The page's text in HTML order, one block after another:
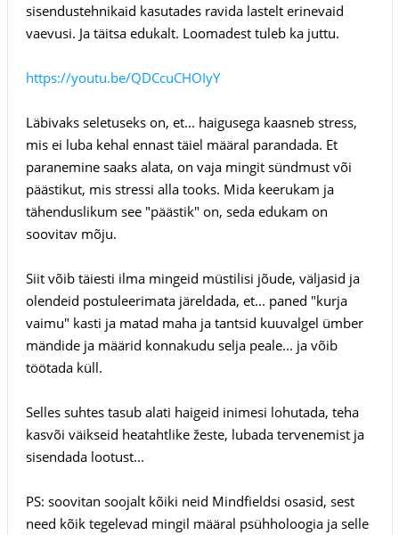
sisendustehnikaid kasutades ravida lastelt erinevaid
vaevusi. Ja täitsa edukalt. Loomadest tuleb ka juttu.
https://youtu.be/QDCcuCHOIyY
Läbivaks seletuseks on, et... haigusega kaasneb stress,
mis ei luba kehal ennast täiel määral parandada. Et
paranemine saaks alata, on vaja mingit sündmust või
päästikut, mis stressi alla tooks. Mida keerukam ja
tähenduslikum see "päästik" on, seda edukam on
soovitav mõju.
Siit võib täiesti ilma mingeid müstilisi jõude, väljasid ja
olendeid postuleerimata järeldada, et... paned "kurja
vaimu" kasti ja matad maha ja tantsid kuuvalgel ümber
mändide ja määrid konnakudu selja peale... ja võib
töötada küll.
Selles suhtes tasub alati haigeid inimesi lohutada, teha
kasvõi väikseid heatahtlike žeste, lubada tervenemist ja
sisendada lootust...
PS: soovitan soojalt kõiki neid Mindfieldsi osasid, sest
need kõik tegelevad mingil määral psühholoogia ja selle